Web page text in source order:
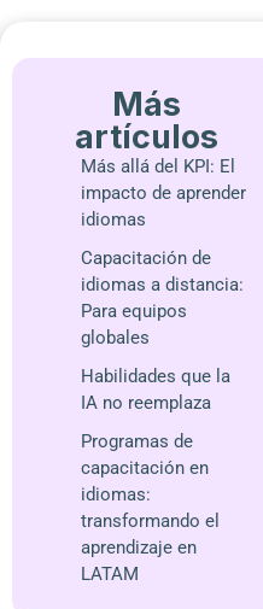
Más
artículos
Más allá del KPI: El
impacto de aprender
idiomas
Capacitación de
idiomas a distancia:
Para equipos
globales
Habilidades que la
IA no reemplaza
Programas de
capacitación en
idiomas:
transformando el
aprendizaje en
LATAM